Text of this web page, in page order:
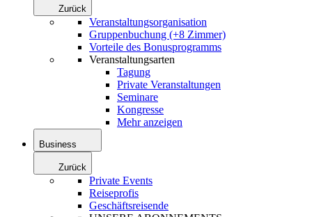
Zurück
Veranstaltungsorganisation
Gruppenbuchung (+8 Zimmer)
Vorteile des Bonusprogramms
Veranstaltungsarten
Tagung
Private Veranstaltungen
Seminare
Kongresse
Mehr anzeigen
Business
Zurück
Private Events
Reiseprofis
Geschäftsreisende